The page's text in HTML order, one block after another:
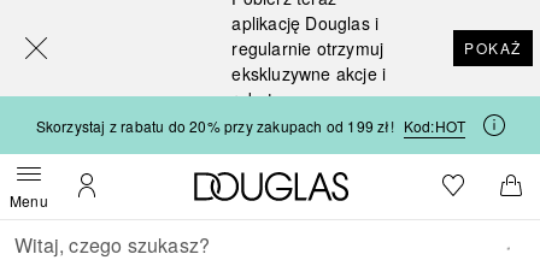
aplikację Douglas i
regularnie otrzymuj
ekskluzywne akcje i
rabaty
POKAŻ
Skorzystaj z rabatu do 20% przy zakupach od 199 zł! Kod:HOT
MenuOtwórz menuMoje konto
Strona główna Douglas
Do listyDo
Wracać
Wykonaj wyszukiwanie
[navigation.slideout.screenreader]